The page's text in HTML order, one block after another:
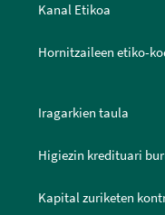
Kanal Etikoa
Hornitzaileen etiko-
Iragarkien taula
Higiezin kredituari
Kapital zuriketen